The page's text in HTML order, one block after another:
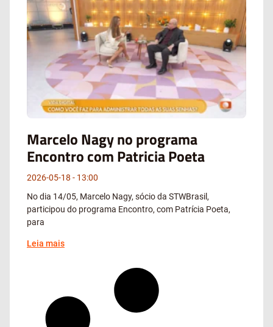
Marcelo Nagy no programa
Encontro com Patricia Poeta
2026-05-18
13:00
No dia 14/05, Marcelo Nagy, sócio da STWBrasil,
participou do programa Encontro, com Patrícia Poeta,
para
Leia mais